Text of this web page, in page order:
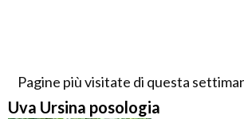
Pagine più visitate di questa
Uva Ursina posologia